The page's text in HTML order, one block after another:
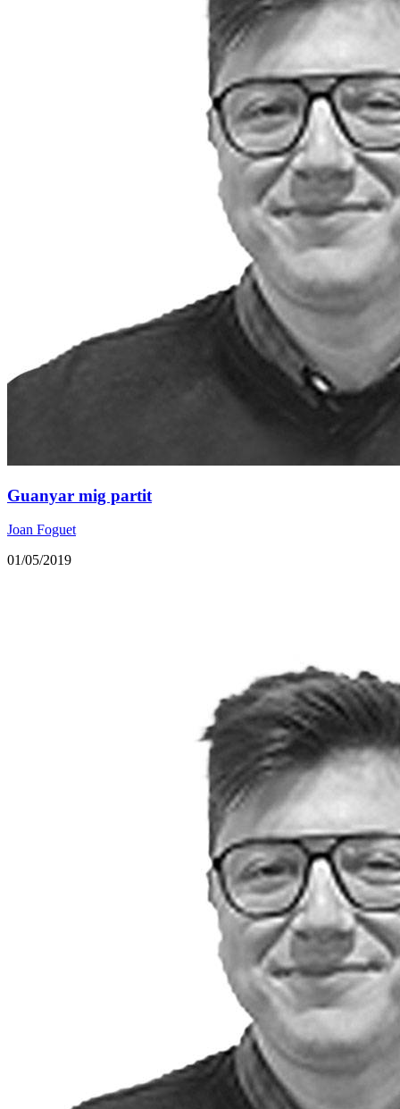
Guanyar mig partit
Joan Foguet
01/05/2019